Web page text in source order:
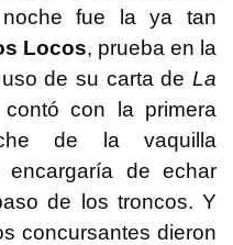
fue la ya tan
Locos, prueba en la
de su carta de La
con la primera
de la vaquilla
de echar
de los troncos. Y
concursantes dieron